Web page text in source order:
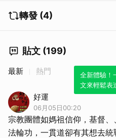
轉發 (4)
貼文 (199)
全新體驗！
文來輕鬆表
最新 熱門
好運
06月05日00:20
宗教團體如媽祖信仰，基督
法輪功，一貫道卻有其想去